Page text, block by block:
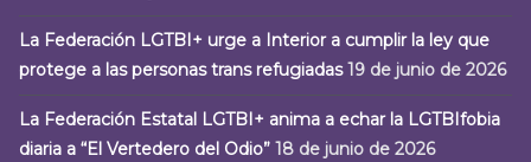
La Federación LGTBI+ urge a Interior a cumplir la ley que
protege a las personas trans refugiadas 19 de junio de 2026
La Federación Estatal LGTBI+ anima a echar la LGTBIfobia
diaria a “El Vertedero del Odio” 18 de junio de 2026